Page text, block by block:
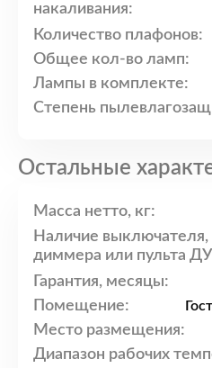
накаливания:
Количество плафонов:
Общее кол-во ламп:
Лампы в комплекте:
Степень
Остальные
Масса нетто, кг:
Наличие выключателя,
диммера или пульта
Гарантия, месяцы:
Помещение:
Место размещения:
Диапазон рабочих